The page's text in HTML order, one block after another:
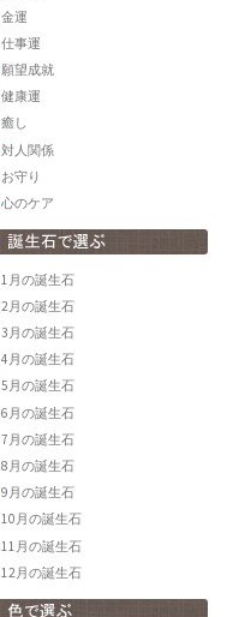
金運
仕事運
願望成就
健康運
癒し
対人関係
お守り
心のケア
1月の誕生石
2月の誕生石
3月の誕生石
4月の誕生石
5月の誕生石
6月の誕生石
7月の誕生石
8月の誕生石
9月の誕生石
10月の誕生石
11月の誕生石
12月の誕生石